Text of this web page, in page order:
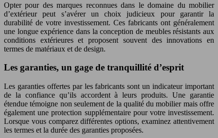
Opter pour des marques reconnues dans le domaine du mobilier
d’extérieur peut s’avérer un choix judicieux pour garantir la
durabilité de votre investissement. Ces fabricants ont généralement
une longue expérience dans la conception de meubles résistants aux
conditions extérieures et proposent souvent des innovations en
termes de matériaux et de design.
Les garanties, un gage de tranquillité d’esprit
Les garanties offertes par les fabricants sont un indicateur important
de la confiance qu’ils accordent à leurs produits. Une garantie
étendue témoigne non seulement de la qualité du mobilier mais offre
également une protection supplémentaire pour votre investissement.
Lorsque vous comparez différentes options, examinez attentivement
les termes et la durée des garanties proposées.